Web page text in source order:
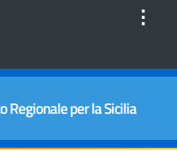
⋮
Regionale per la Sicilia